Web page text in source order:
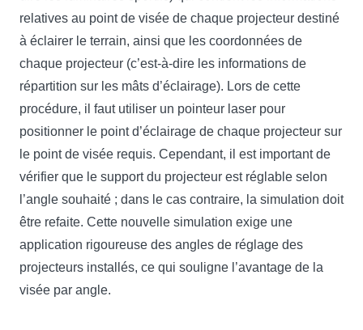
relatives au point de visée de chaque projecteur destiné
à éclairer le terrain, ainsi que les coordonnées de
chaque projecteur (c’est-à-dire les informations de
répartition sur les mâts d’éclairage). Lors de cette
procédure, il faut utiliser un pointeur laser pour
positionner le point d’éclairage de chaque projecteur sur
le point de visée requis. Cependant, il est important de
vérifier que le support du projecteur est réglable selon
l’angle souhaité ; dans le cas contraire, la simulation doit
être refaite. Cette nouvelle simulation exige une
application rigoureuse des angles de réglage des
projecteurs installés, ce qui souligne l’avantage de la
visée par angle.